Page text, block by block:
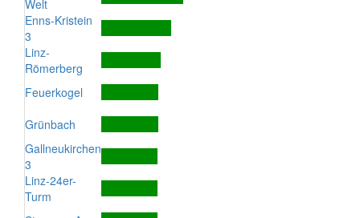
Welt
Enns-Kristein
3
Linz-
Römerberg
Feuerkogel
Grünbach
Gallneukirchen
3
Linz-24er-
Turm